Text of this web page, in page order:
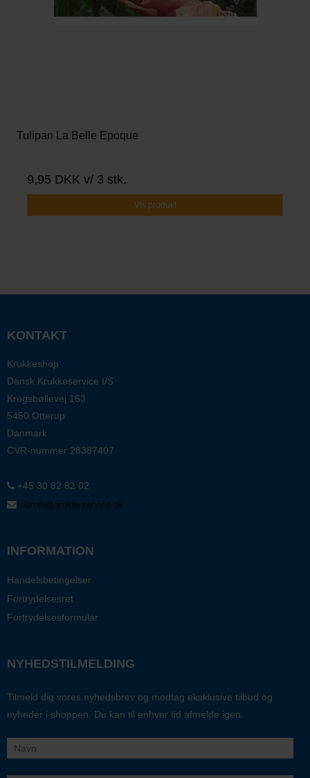
Tulipan La Belle Epoque
9,95 DKK v/ 3 stk.
Vis produkt
KONTAKT
Krukkeshop
Dansk Krukkeservice I/S
Krogsbøllevej 163
5450 Otterup
Danmark
CVR-nummer 28387407
+45 30 82 82 02
INFORMATION
Handelsbetingelser
Fortrydelsesret
Fortrydelsesformular
NYHEDSTILMELDING
Tilmeld dig vores nyhedsbrev og modtag eksklusive tilbud og
nyheder i shoppen. Du kan til enhver tid afmelde igen.